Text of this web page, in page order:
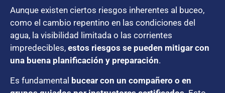
Aunque existen ciertos riesgos inherentes al buceo,
como el cambio repentino en las condiciones del
agua, la visibilidad limitada o las corrientes
impredecibles, estos riesgos se pueden mitigar con
una buena planificación y preparación.
Es fundamental bucear con un compañero o en